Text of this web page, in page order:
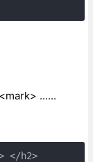
......
</h2>